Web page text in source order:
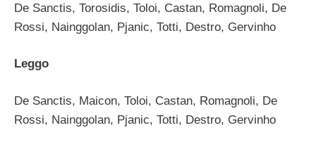
De Sanctis, Torosidis, Toloi, Castan, Romagnoli, De
Rossi, Nainggolan, Pjanic, Totti, Destro, Gervinho
Leggo
De Sanctis, Maicon, Toloi, Castan, Romagnoli, De
Rossi, Nainggolan, Pjanic, Totti, Destro, Gervinho